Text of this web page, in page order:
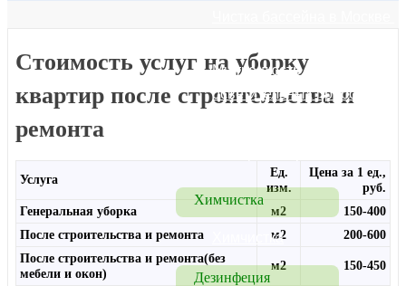
Мытье люстр,
осветительных приборов
Химчистка
Химчистка
Дезинфеция
Стоимость услуг на уборку
квартир после строительства и
ремонта
Услуга
Ед.
изм.
Цена за 1 ед.,
руб.
Генеральная уборка
м2
150-400
После строительства и ремонта
м2
200-600
После строительства и ремонта(без
мебели и окон)
м2 150-450